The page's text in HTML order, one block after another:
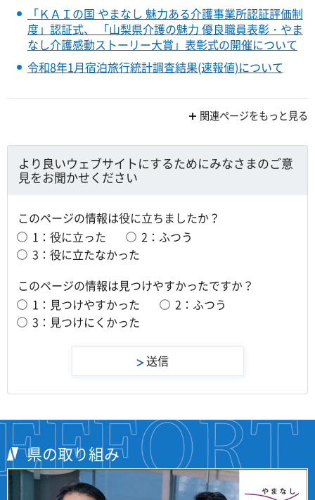
「ＫＡＩの国 やまなし 魅力ある介護事業所認証評価制
度」認証式、 「山梨県介護の魅力 優良職員表彰・やま
なし介護感動ストーリー大賞」表彰式の開催について
令和8年1月宿泊旅行統計調査結果(速報値)について
関連ページをもっと見る
より良いウェブサイトにするためにみなさまのご意
見をお聞かせください
このページの情報は役に立ちましたか？
1：役に立った
2：ふつう
3：役に立たなかった
このページの情報は見つけやすかったですか？
1：見つけやすかった
2：ふつう
3：見つけにくかった
県の取り組み